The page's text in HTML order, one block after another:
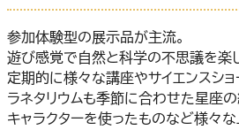
参加体験型の展示品が主流。
遊び感覚で自然と科学の不思議を楽
定期的に様々な講座やサイエンスシ
ラネタリウムも季節に合わせた星座
キャラクターを使ったものなど様々